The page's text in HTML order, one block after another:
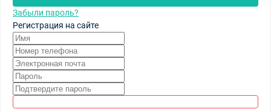
Забыли пароль?
Регистрация на сайте